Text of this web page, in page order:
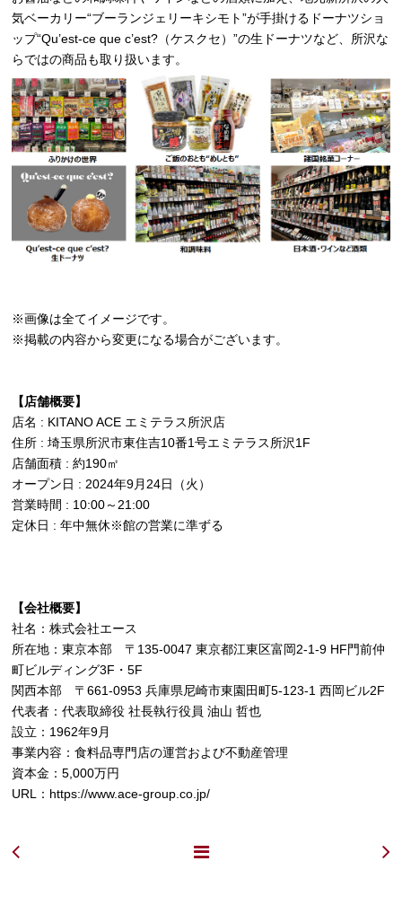
気ベーカリー“ブーランジェリーキシモト”が手掛けるドーナツショ
ップ“Qu’est-ce que c’est?（ケスクセ）”の生ドーナツなど、所沢な
らではの商品も取り扱います。
※画像は全てイメージです。
※掲載の内容から変更になる場合がございます。
【店舗概要】
店名 : KITANO ACE エミテラス所沢店
住所 : 埼玉県所沢市東住吉10番1号エミテラス所沢1F
店舗面積 : 約190㎡
オープン日 : 2024年9月24日（火）
営業時間 : 10:00～21:00
定休日 : 年中無休※館の営業に準ずる
【会社概要】
社名：株式会社エース
所在地：東京本部 〒135-0047 東京都江東区富岡2-1-9 HF門前仲
町ビルディング3F・5F
関西本部 〒661-0953 兵庫県尼崎市東園田町5-123-1 西岡ビル2F
代表者：代表取締役 社長執行役員 油山 哲也
設立：1962年9月
事業内容：食料品専門店の運営および不動産管理
資本金：5,000万円
URL： https://www.ace-group.co.jp/